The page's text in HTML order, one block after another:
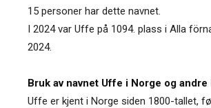
15 personer har dette navnet.
I 2024 var Uffe på 1094. plass i Alla
2024.
Bruk av navnet Uffe i Norge og andre
Uffe er kjent i Norge siden 1800-tallet,